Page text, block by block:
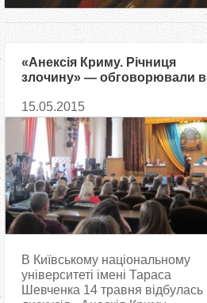
«Анексія Криму. Річниця
злочину» — обговорювали в
15.05.2015
В Київському національному
університеті імені Тараса
Шевченка 14 травня відбулась